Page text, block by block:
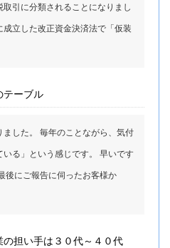
引に分類されることになりまし
立した改正資金決済法で「仮装
テーブル
した。 毎年のことながら、気付
る」という感じです。 早いです
後にご報告に伺ったお客様か
の担い手は３０代～４０代